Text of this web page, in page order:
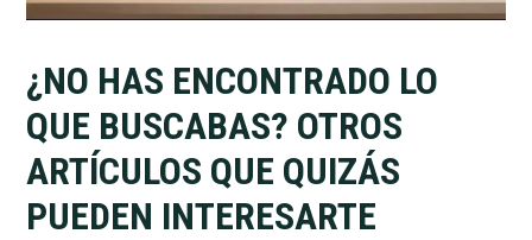
¿NO HAS ENCONTRADO LO
QUE BUSCABAS? OTROS
ARTÍCULOS QUE QUIZÁS
PUEDEN INTERESARTE